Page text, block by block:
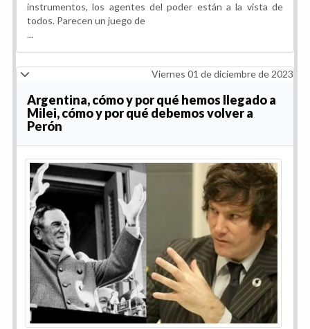
instrumentos, los agentes del poder están a la vista de
todos. Parecen un juego de
...
Viernes 01 de diciembre de 2023
Argentina, cómo y por qué hemos llegado a
Milei, cómo y por qué debemos volver a
Perón